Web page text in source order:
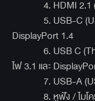
4. HDMI 2.1 (รอ
5. USB-C (USB
DisplayPort 1.4
6. USB C
ไฟ 3.1 และ
7. USB-A (USB
8. หูฟัง / ไมโค